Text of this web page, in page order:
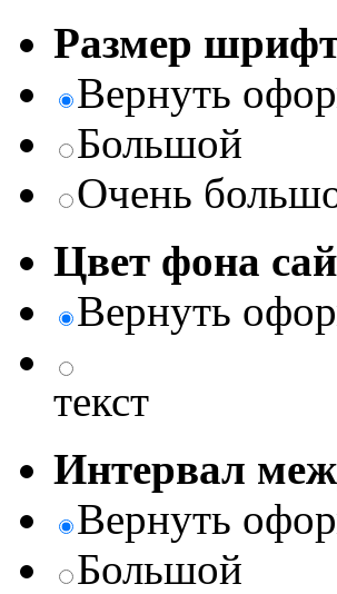
Размер
Вернуть
Большой
Очень
Цвет фона
Вернуть
текст
Интервал
Вернуть
Большой